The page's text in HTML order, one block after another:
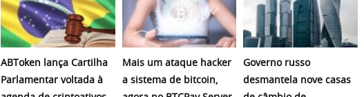
ABToken lança Cartilha
Parlamentar voltada à
Mais um ataque hacker
a sistema de bitcoin,
Governo russo
desmantela nove casas